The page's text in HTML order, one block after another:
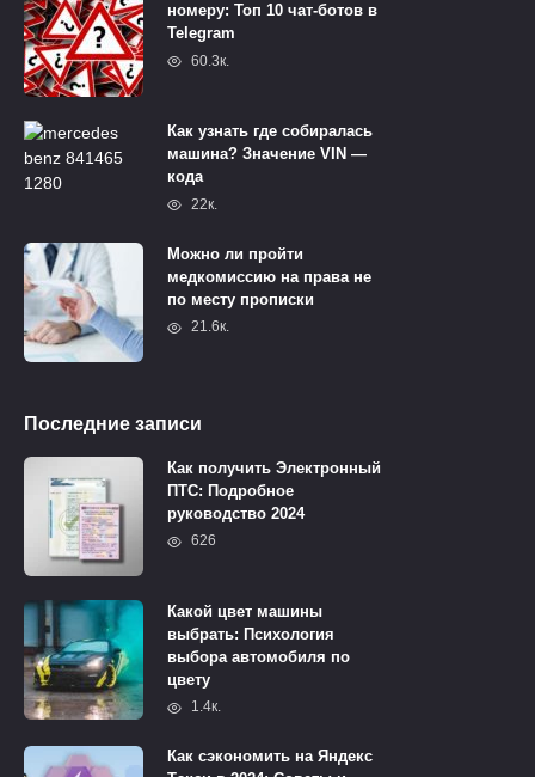
номеру: Топ 10 чат-ботов в
Telegram
60.3к.
Как узнать где собиралась
машина? Значение VIN —
кода
22к.
Можно ли пройти
медкомиссию на права не
по месту прописки
21.6к.
Последние записи
Как получить Электронный
ПТС: Подробное
руководство 2024
626
Какой цвет машины
выбрать: Психология
выбора автомобиля по
цвету
1.4к.
Как сэкономить на Яндекс